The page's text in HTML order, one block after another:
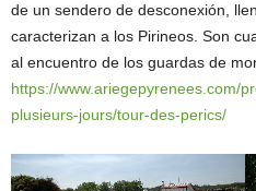
de un sendero de desconexión,
caracterizan a los Pirineos. Son
al encuentro de los guardas de
https://www.ariegepyrenees.com/
plusieurs-jours/tour-des-perics/